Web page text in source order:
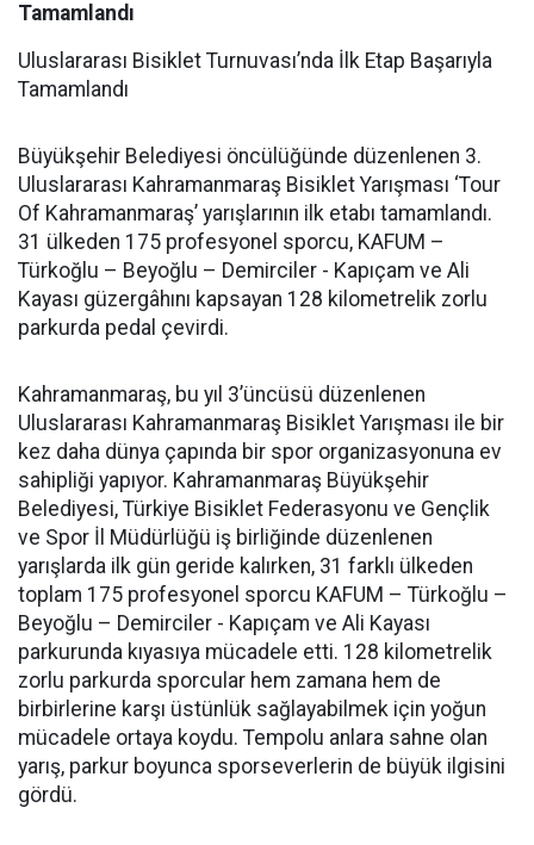
Tamamlandı
Uluslararası Bisiklet Turnuvası’nda İlk Etap Başarıyla
Tamamlandı
Büyükşehir Belediyesi öncülüğünde düzenlenen 3.
Uluslararası Kahramanmaraş Bisiklet Yarışması ‘Tour
Of Kahramanmaraş’ yarışlarının ilk etabı tamamlandı.
31 ülkeden 175 profesyonel sporcu, KAFUM –
Türkoğlu – Beyoğlu – Demirciler - Kapıçam ve Ali
Kayası güzergâhını kapsayan 128 kilometrelik zorlu
parkurda pedal çevirdi.
Kahramanmaraş, bu yıl 3’üncüsü düzenlenen
Uluslararası Kahramanmaraş Bisiklet Yarışması ile bir
kez daha dünya çapında bir spor organizasyonuna ev
sahipliği yapıyor. Kahramanmaraş Büyükşehir
Belediyesi, Türkiye Bisiklet Federasyonu ve Gençlik
ve Spor İl Müdürlüğü iş birliğinde düzenlenen
yarışlarda ilk gün geride kalırken, 31 farklı ülkeden
toplam 175 profesyonel sporcu KAFUM – Türkoğlu –
Beyoğlu – Demirciler - Kapıçam ve Ali Kayası
parkurunda kıyasıya mücadele etti. 128 kilometrelik
zorlu parkurda sporcular hem zamana hem de
birbirlerine karşı üstünlük sağlayabilmek için yoğun
mücadele ortaya koydu. Tempolu anlara sahne olan
yarış, parkur boyunca sporseverlerin de büyük ilgisini
gördü.